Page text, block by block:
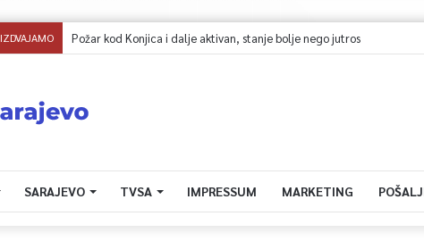
IZDVAJAMO Požar kod Konjica i dalje aktivan, stanje bolje nego jutros
SARAJEVO TVSA IMPRESSUM MARKETING